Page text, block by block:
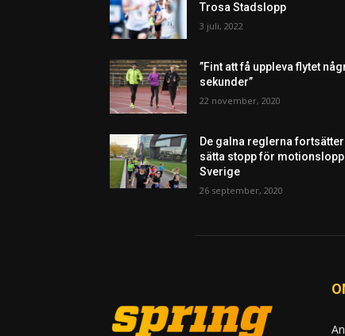
Trosa Stadslopp
3 juli, 2022
”Fint att få uppleva flytet
sekunder”
22 november, 2020
De galna reglerna fortsätter
sätta stopp för
Sverige
26 september, 2020